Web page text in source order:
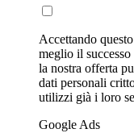
Accettando
meglio il
la nostra offerta
dati personali
utilizzi già i loro
Google Ads